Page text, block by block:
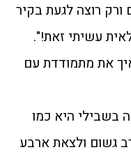
רוצה לגעת בקיר
עשיתי זאת!".
את מתמודדת עם
בשבילי היא כמו
גשום ולצאת ארבע